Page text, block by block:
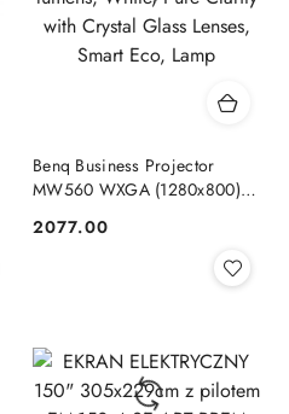
Benq Business Projector
MW560 WXGA (1280x800),
Pure Clarity with Crystal Glass
Cena:
2077.00